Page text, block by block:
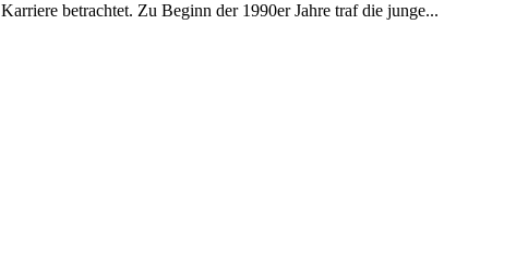
betrachtet. Zu Beginn der 1990er Jahre traf die junge...